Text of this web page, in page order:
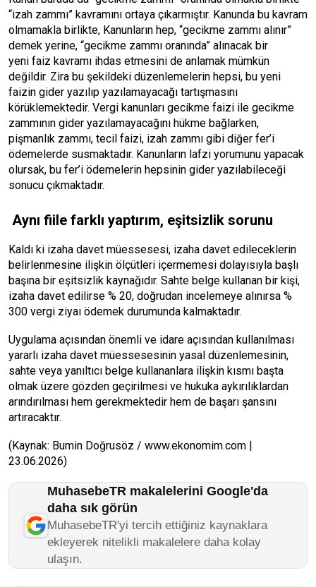
“izah zammı” kavramını ortaya çıkarmıştır. Kanunda bu kavram
olmamakla birlikte, Kanunların hep, “gecikme zammı alınır”
demek yerine, “gecikme zammı oranında” alınacak bir
yeni faiz kavramı ihdas etmesini de anlamak mümkün
değildir. Zira bu şekildeki düzenlemelerin hepsi, bu yeni
faizin gider yazılıp yazılamayacağı tartışmasını
körüklemektedir. Vergi kanunları gecikme faizi ile gecikme
zammının gider yazılamayacağını hükme bağlarken,
pişmanlık zammı, tecil faizi, izah zammı gibi diğer fer’i
ödemelerde susmaktadır. Kanunların lafzi yorumunu yapacak
olursak, bu fer’i ödemelerin hepsinin gider yazılabileceği
sonucu çıkmaktadır.
Aynı fiile farklı yaptırım, eşitsizlik sorunu
Kaldı ki izaha davet müessesesi, izaha davet edileceklerin
belirlenmesine ilişkin ölçütleri içermemesi dolayısıyla başlı
başına bir eşitsizlik kaynağıdır. Sahte belge kullanan bir kişi,
izaha davet edilirse % 20, doğrudan incelemeye alınırsa %
300 vergi ziyaı ödemek durumunda kalmaktadır.
Uygulama açısından önemli ve idare açısından kullanılması
yararlı izaha davet müessesesinin yasal düzenlemesinin,
sahte veya yanıltıcı belge kullananlara ilişkin kısmı başta
olmak üzere gözden geçirilmesi ve hukuka aykırılıklardan
arındırılması hem gerekmektedir hem de başarı şansını
artıracaktır.
(Kaynak: Bumin Doğrusöz / www.ekonomim.com |
23.06.2026)
MuhasebeTR makalelerini Google'da
daha sık görün
MuhasebeTR'yi tercih ettiğiniz kaynaklara
ekleyerek nitelikli makalelere daha kolay
ulaşın.